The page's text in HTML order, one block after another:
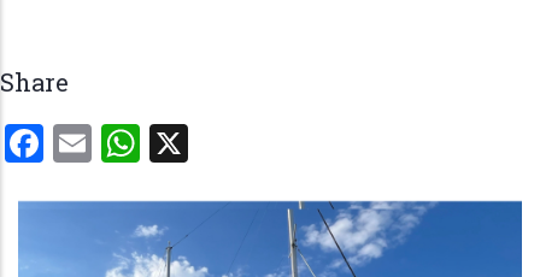
Share
Facebook
EmailWhatsApp